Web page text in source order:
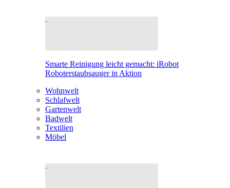
Smarte Reinigung leicht gemacht: iRobot
Roboterstaubsauger in Aktion
Wohnwelt
Schlafwelt
Gartenwelt
Badwelt
Textilien
Möbel